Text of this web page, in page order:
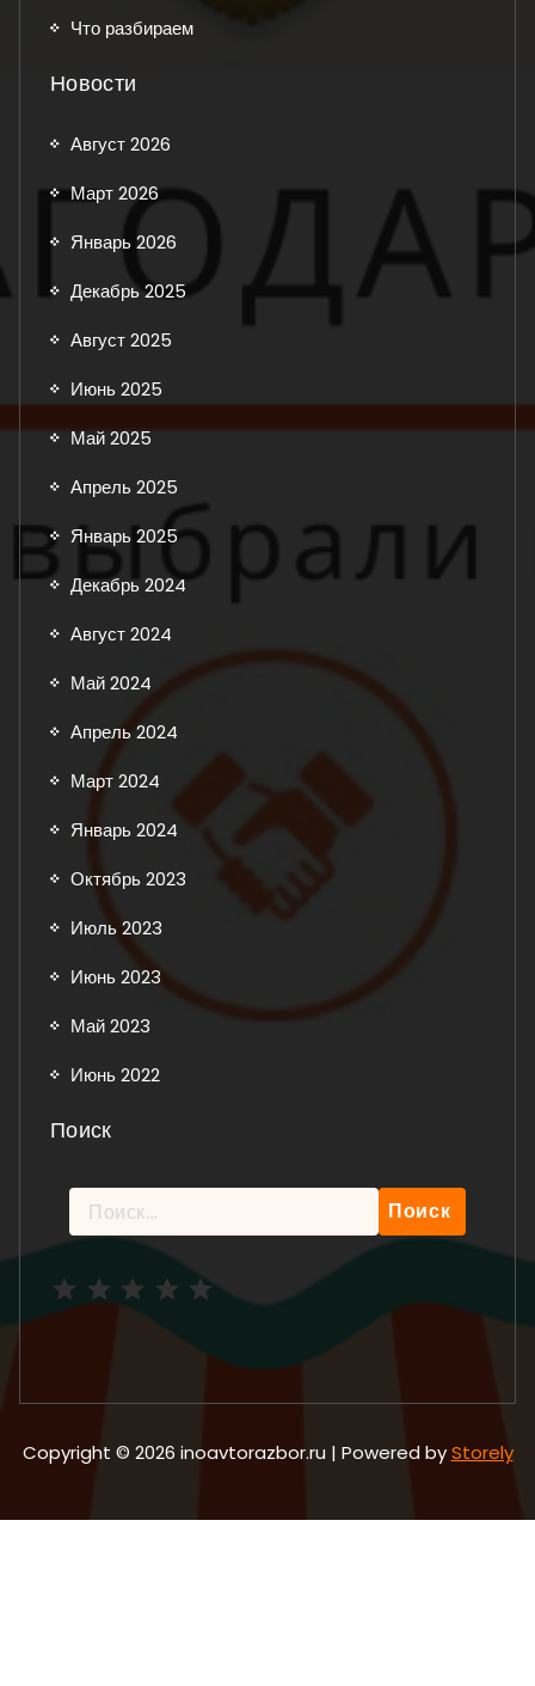
Что разбираем
Новости
Август 2026
Март 2026
Январь 2026
Декабрь 2025
Август 2025
Июнь 2025
Май 2025
Апрель 2025
Январь 2025
Декабрь 2024
Август 2024
Май 2024
Апрель 2024
Март 2024
Январь 2024
Октябрь 2023
Июль 2023
Июнь 2023
Май 2023
Июнь 2022
Поиск
Найти:
Copyright © 2026 inoavtorazbor.ru | Powered byStorely